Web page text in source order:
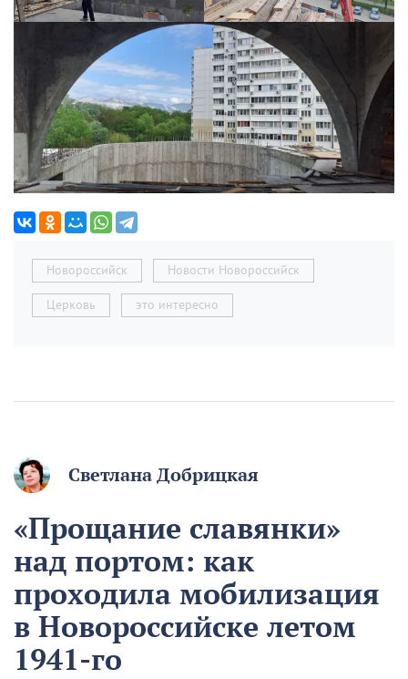
Новороссийск Новости Новороссийск
Церковь это интересно
Светлана Добрицкая
«Прощание славянки»
над портом: как
проходила мобилизация
в Новороссийске летом
1941-го